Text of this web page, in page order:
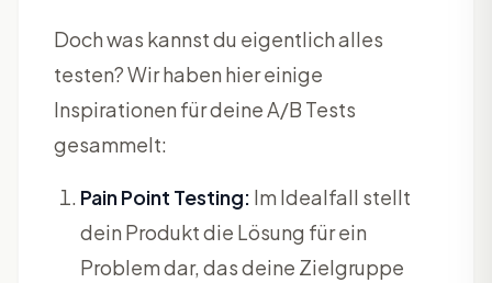
Doch was kannst du eigentlich alles
testen? Wir haben hier einige
Inspirationen für deine A/B Tests
gesammelt:
Pain Point Testing: Im Idealfall stellt
dein Produkt die Lösung für ein
Problem dar, das deine Zielgruppe